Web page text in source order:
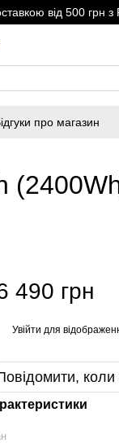
від 500 грн з
про магазин
490 грн
Увійти для
коли